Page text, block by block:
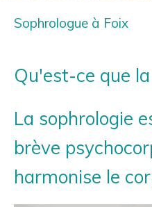
Sophrologue à Foix
Qu'est-ce que
La sophrologie
brève
harmonise le